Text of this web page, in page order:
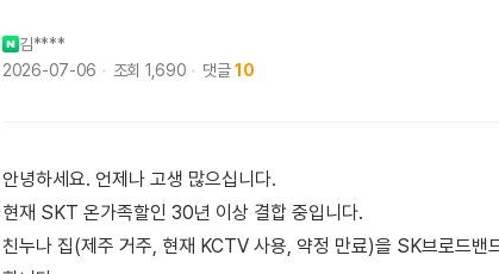
김****
2026-07-06
조회 1,690 댓글 10
안녕하세요. 언제나 고생 많으십니다.
현재 SKT 온가족할인 30년 이상 결합 중입니다.
친누나 집(제주 거주, 현재 KCTV 사용, 약정 만료)을 SK브로드